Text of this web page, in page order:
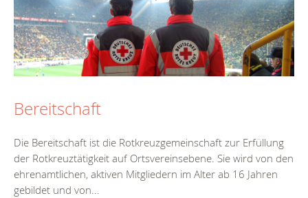
Bereitschaft
Die Bereitschaft ist die Rotkreuzgemeinschaft zur Erfüllung
der Rotkreuztätigkeit auf Ortsvereinsebene. Sie wird von den
ehrenamtlichen, aktiven Mitgliedern im Alter ab 16 Jahren
gebildet und von...